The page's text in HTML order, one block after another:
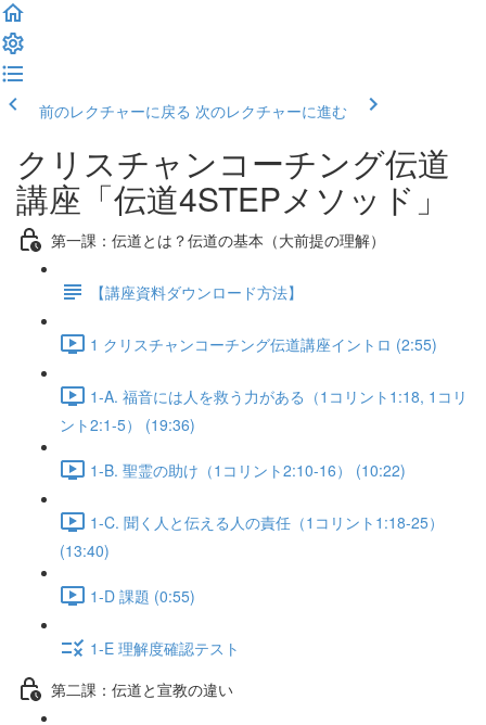
前のレクチャーに戻る 次のレクチャーに進む
クリスチャンコーチング伝道
講座「伝道4STEPメソッド」
第一課：伝道とは？伝道の基本（大前提の理解）
【講座資料ダウンロード方法】
1 クリスチャンコーチング伝道講座イントロ (2:55)
1-A. 福音には人を救う力がある（1コリント1:18, 1コリ
ント2:1-5） (19:36)
1-B. 聖霊の助け（1コリント2:10-16） (10:22)
1-C. 聞く人と伝える人の責任（1コリント1:18-25）
(13:40)
1-D 課題 (0:55)
1-E 理解度確認テスト
第二課：伝道と宣教の違い